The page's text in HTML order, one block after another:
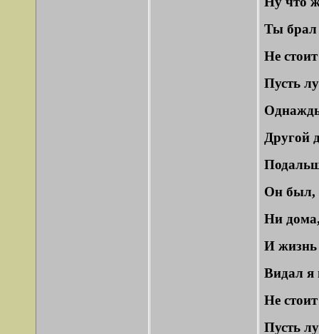
Ты брал
Не
Пусть
Другой
Он был,
Ни
И жизнь
Видал я
Не
Пусть